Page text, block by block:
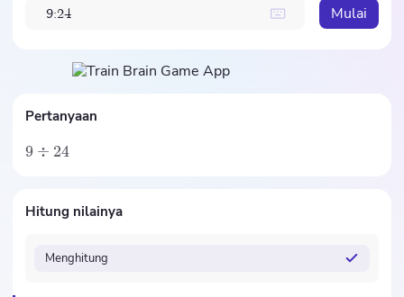
9:24 Mulai
Pertanyaan
9 ÷ 24
Hitung nilainya
Menghitung